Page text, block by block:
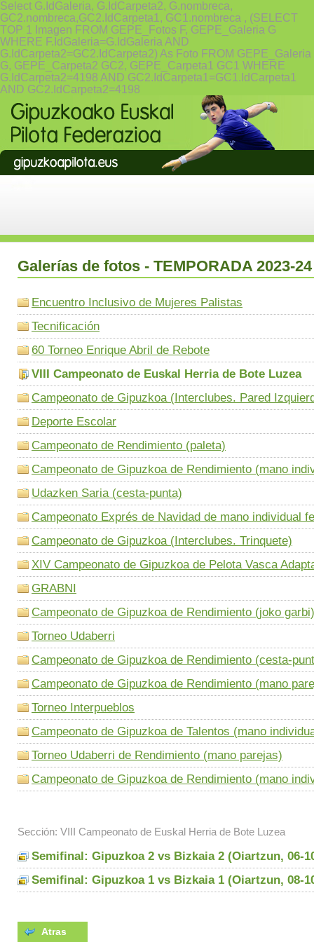
Select G.IdGaleria, G.IdCarpeta2, G.nombreca,
GC2.nombreca,GC2.IdCarpeta1, GC1.nombreca , (SELECT
TOP 1 Imagen FROM GEPE_Fotos F, GEPE_Galeria G
WHERE F.IdGaleria=G.IdGaleria AND
G.IdCarpeta2=GC2.IdCarpeta2) As Foto FROM GEPE_Galeria
G, GEPE_Carpeta2 GC2, GEPE_Carpeta1 GC1 WHERE
G.IdCarpeta2=4198 AND GC2.IdCarpeta1=GC1.IdCarpeta1
AND GC2.IdCarpeta2=4198
Galerías de fotos - TEMPORADA 2023-24
Encuentro Inclusivo de Mujeres Palistas
Tecnificación
60 Torneo Enrique Abril de Rebote
VIII Campeonato de Euskal Herria de Bote Luzea
Campeonato de Gipuzkoa (Interclubes. Pared
Deporte Escolar
Campeonato de Rendimiento (paleta)
Campeonato de Gipuzkoa de Rendimiento (mano
Udazken Saria (cesta-punta)
Campeonato Exprés de Navidad de mano individual
Campeonato de Gipuzkoa (Interclubes. Trinquete)
XIV Campeonato de Gipuzkoa de Pelota Vasca
GRABNI
Campeonato de Gipuzkoa de Rendimiento (joko garbi)
Torneo Udaberri
Campeonato de Gipuzkoa de Rendimiento (cesta-
Campeonato de Gipuzkoa de Rendimiento (mano
Torneo Interpueblos
Campeonato de Gipuzkoa de Talentos (mano
Torneo Udaberri de Rendimiento (mano parejas)
Campeonato de Gipuzkoa de Rendimiento (mano
Sección: VIII Campeonato de Euskal Herria de Bote Luzea
Semifinal: Gipuzkoa 2 vs Bizkaia 2 (Oiartzun, 06-
Semifinal: Gipuzkoa 1 vs Bizkaia 1 (Oiartzun, 08-
Atras